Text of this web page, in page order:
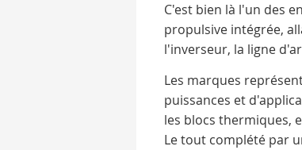
C'est bien là l'un des
propulsive intégrée,
l'inverseur, la ligne
Les marques
puissances et
les blocs thermiques,
Le tout complété par